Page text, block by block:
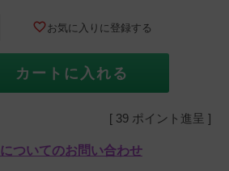
お気に入りに登録する
カートに入れる
[ 39 ポイント進呈 ]
ついてのお問い合わせ